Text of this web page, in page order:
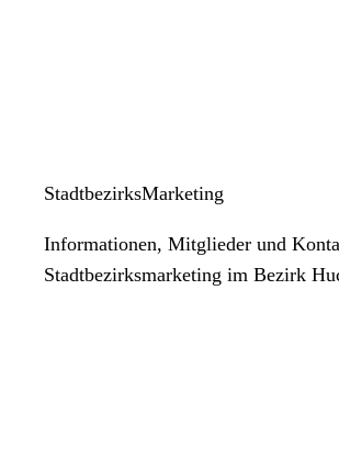
StadtbezirksMarketing
Informationen, Mitglieder und
Stadtbezirksmarketing im Bezirk